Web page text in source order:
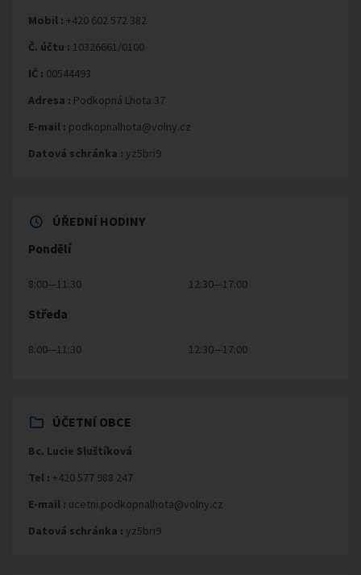
Mobil : +420 602 572 382
Č. účtu : 10326661/0100
IČ : 00544493
Adresa : Podkopná Lhota 37
E-mail : podkopnalhota@volny.cz
Datová schránka : yz5bri9
ÚŘEDNÍ HODINY
Pondělí
8:00—11:30 12:30—17:00
Středa
8:00—11:30 12:30—17:00
ÚČETNÍ OBCE
Bc. Lucie Sluštíková
Tel : +420 577 988 247
E-mail : ucetni.podkopnalhota@volny.cz
Datová schránka : yz5bri9